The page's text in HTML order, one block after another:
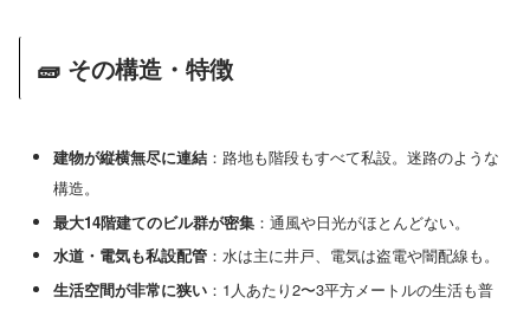
🧱 その構造・特徴
建物が縦横無尽に連結：路地も階段もすべて私設。迷路のような
構造。
最大14階建てのビル群が密集：通風や日光がほとんどない。
水道・電気も私設配管：水は主に井戸、電気は盗電や闇配線も。
生活空間が非常に狭い：1人あたり2〜3平方メートルの生活も普